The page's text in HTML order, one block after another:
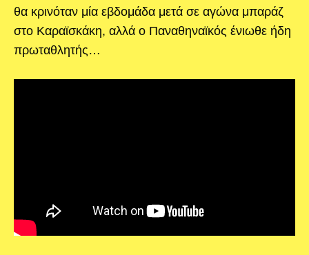
θα κρινόταν μία εβδομάδα μετά σε αγώνα μπαράζ
στο Καραϊσκάκη, αλλά ο Παναθηναϊκός ένιωθε ήδη
πρωταθλητής…